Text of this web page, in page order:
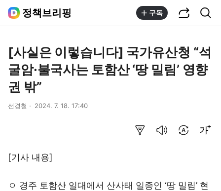
정책브리핑 구독
[사실은 이렇습니다] 국가유산청 “석
굴암·불국사는 토함산 ‘땅 밀림’ 영향
권 밖”
선경철 2024. 7. 18. 17:40
[기사 내용]
ㅇ 경주 토함산 일대에서 산사태 일종인 ‘땅 밀림’ 현